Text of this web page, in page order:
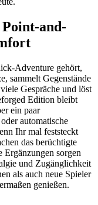
Point-and-
Adventure gehört,
sammelt Gegenstände
Gespräche und löst
Edition bleibt
ein paar
automatische
Ihr mal feststeckt
das berüchtigte
Ergänzungen sorgen
und Zugänglichkeit
als auch neue Spieler
genießen.